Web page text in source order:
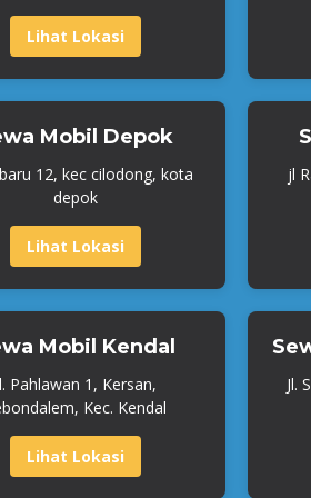
Lihat Lokasi
Mobil Depok
12, kec cilodong, kota
depok
Lihat Lokasi
jl
Mobil Kendal
Pahlawan 1, Kersan,
Kec. Kendal
Lihat Lokasi
Jl.